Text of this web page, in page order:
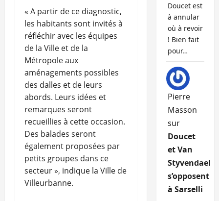
« A partir de ce diagnostic,
les habitants sont invités à
réfléchir avec les équipes
de la Ville et de la
Métropole aux
aménagements possibles
des dalles et de leurs
abords. Leurs idées et
remarques seront
recueillies à cette occasion.
Des balades seront
également proposées par
petits groupes dans ce
secteur », indique la Ville de
Villeurbanne.
Doucet est
à annular
où à revoir
! Bien fait
pour…
Pierre
Masson
sur
Doucet
et Van
Styvendael
s’opposent
à Sarselli